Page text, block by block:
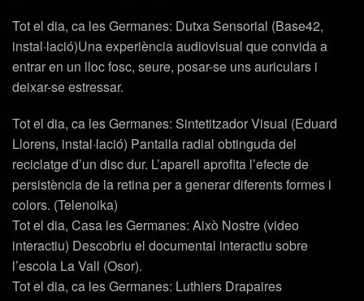
Tot el dia, ca les Germanes: Dutxa Sensorial (Base42,
instal·lació)Una experiència audiovisual que convida a
entrar en un lloc fosc, seure, posar-se uns auriculars i
deixar-se estressar.
Tot el dia, ca les Germanes: Sintetitzador Visual (Eduard
Llorens, instal·lació) Pantalla radial obtinguda del
reciclatge d’un disc dur. L’aparell aprofita l’efecte de
persistència de la retina per a generar diferents formes i
colors. (Telenoika)
Tot el dia, Casa les Germanes: Això Nostre (video
interactiu) Descobriu el documental interactiu sobre
l’escola La Vall (Osor).
Tot el dia, ca les Germanes: Luthiers Drapaires